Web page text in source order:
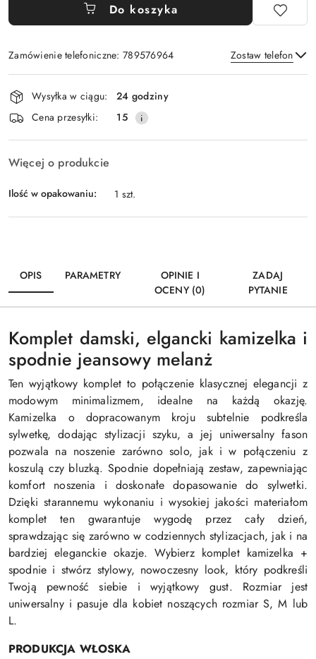
Do koszyka
Zamówienie telefoniczne: 789576964 Zostaw telefon
Wyślij
Dostępność
i
dostawa
Wysyłka w ciągu:
24 godziny
Cena przesyłki:
15
Więcej o produkcie
Ilość w opakowaniu: 1 szt.
OPIS PARAMETRY
OPINIE I
OCENY (0)
ZADAJ
PYTANIE
Komplet damski, elgancki kamizelka i
spodnie jeansowy melanż
Ten wyjątkowy komplet to połączenie klasycznej elegancji z
modowym minimalizmem, idealne na każdą okazję.
Kamizelka o dopracowanym kroju subtelnie podkreśla
sylwetkę, dodając stylizacji szyku, a jej uniwersalny fason
pozwala na noszenie zarówno solo, jak i w połączeniu z
koszulą czy bluzką. Spodnie dopełniają zestaw, zapewniając
komfort noszenia i doskonałe dopasowanie do sylwetki.
Dzięki starannemu wykonaniu i wysokiej jakości materiałom
komplet ten gwarantuje wygodę przez cały dzień,
sprawdzając się zarówno w codziennych stylizacjach, jak i na
bardziej eleganckie okazje. Wybierz komplet kamizelka +
spodnie i stwórz stylowy, nowoczesny look, który podkreśli
Twoją pewność siebie i wyjątkowy gust. Rozmiar jest
uniwersalny i pasuje dla kobiet noszących rozmiar S, M lub
L.
PRODUKCJA WŁOSKA